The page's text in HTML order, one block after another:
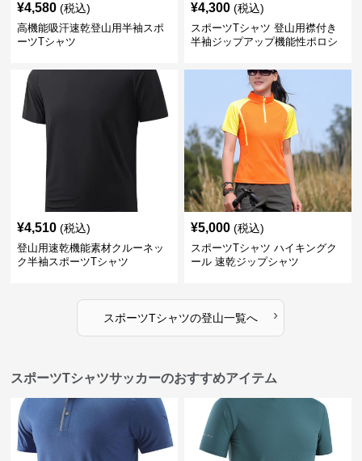
¥4,580 (税込)
高機能吸汗速乾登山用半袖スポ
ーツTシャツ
¥4,300 (税込)
スポーツTシャツ 登山用襟付き
半袖ジップアップ機能性ポロシ
¥4,510 (税込)
登山用速乾機能素材クルーネッ
ク半袖スポーツTシャツ
¥5,000 (税込)
スポーツTシャツ ハイキングク
ール 速乾ジップシャツ
スポーツTシャツの登山一覧へ ›
スポーツTシャツサッカーのおすすめアイテム